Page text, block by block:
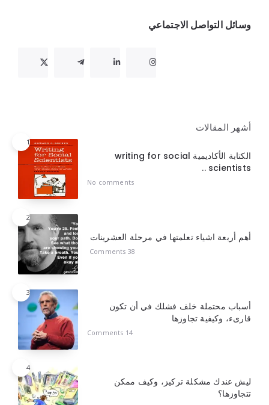
وسائل التواصل الاجتماعي
أشهر المقالات
1
الكتابة الأكاديمية writing for social
scientists ..
No comments
2
أهم أربعة اشياء تعلمتها في مرحلة العشرينات
38 Comments
3
أسباب محتملة خلف فشلك في أن تكون
قارىء، وكيفية تجاوزها
14 Comments
4
ليش عندك مشكلة تركيز، وكيف ممكن
تتجاوزها؟